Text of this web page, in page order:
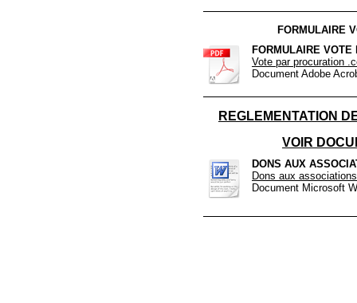
FORMULAIRE
FORMULAIRE VOTE
Vote par procuration
Document Adobe
REGLEMENTATION
VOIR
DONS AUX
Dons aux
Document Microsoft